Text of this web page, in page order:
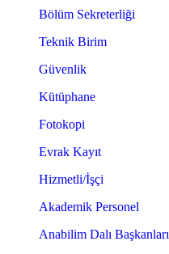
Bölüm Sekreterliği
Teknik Birim
Güvenlik
Kütüphane
Fotokopi
Evrak Kayıt
Hizmetli/İşçi
Akademik Personel
Anabilim Dalı Başkanları